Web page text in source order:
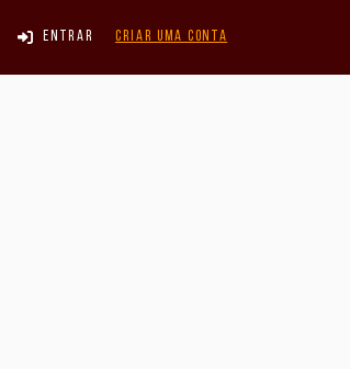
Entrar Criar uma conta